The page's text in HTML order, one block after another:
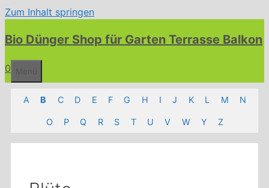
Zum Inhalt springen
Bio Dünger Shop für Garten Terrasse Balkon
0
A B C D E F G H I J K L M N
O P Q R S T U V W Y Z